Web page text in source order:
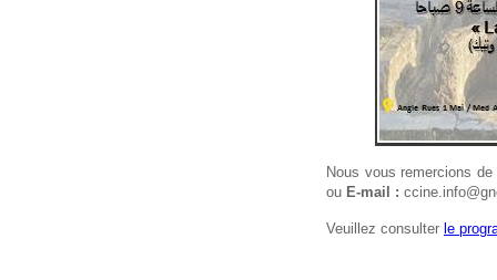
Nous vous remercions
ou E-mail :
Veuillez consulter le